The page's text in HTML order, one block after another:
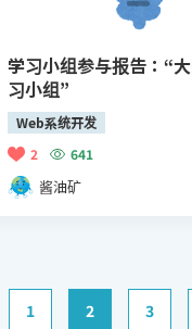
学习小组参与报告：“
习小组”
Web系统开发
2
641
酱油矿
1 2 3